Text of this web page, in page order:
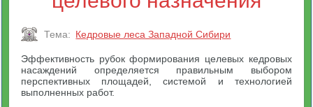
Тема: Кедровые леса Западной Сибири
Эффективность рубок формирования целевых кедровых
насаждений определяется правильным выбором
перспективных площадей, системой и технологией
выполненных работ.